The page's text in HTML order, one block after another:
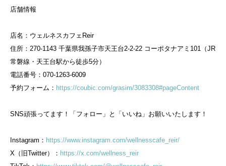
店舗情報
店名：ウェルネスカフェReir
住所：270-1143 千葉県我孫子市天王台2-2-22 コーポタナアミ101（JR
常磐線・天王台駅から徒歩5分）
電話番号：070-1263-6009
予約フォーム： https://coubic.com/grasim/3083308#pageContent
SNS頑張ってます！「フォロー」と「いいね」お願いいたします！
Instagram： https://www.instagram.com/wellnesscafe_reir/
X（旧Twitter）： https://x.com/wellness_reir